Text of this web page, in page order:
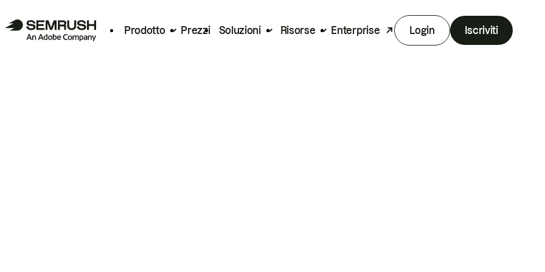
Prodotto Prezzi Soluzioni Risorse Enterprise Login Iscriviti